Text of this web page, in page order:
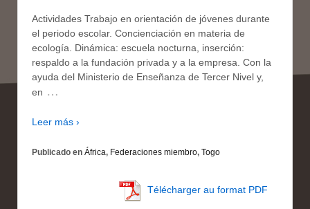
Actividades Trabajo en orientación de jóvenes durante
el periodo escolar. Concienciación en materia de
ecología. Dinámica: escuela nocturna, inserción:
respaldo a la fundación privada y a la empresa. Con la
ayuda del Ministerio de Enseñanza de Tercer Nivel y,
en …
Leer más ›
Publicado en África, Federaciones miembro, Togo
Télécharger au format PDF